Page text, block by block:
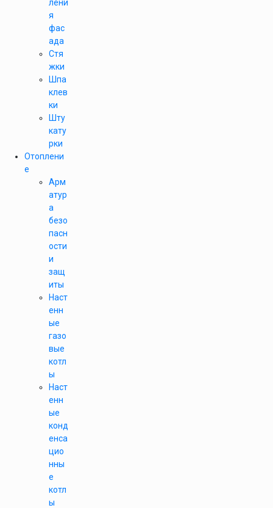
лени
я
фас
ада
Стя
жки
Шпа
клев
ки
Шту
кату
рки
Отоплени
е
Арм
атур
а
безо
пасн
ости
и
защ
иты
Наст
енн
ые
газо
вые
котл
ы
Наст
енн
ые
конд
енса
цио
нны
е
котл
ы